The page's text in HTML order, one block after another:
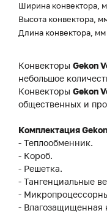
Ширина конвектора,
Высота конвектора,
Длина конвектора, мм
Конвекторы Gekon
небольшое
Конвекторы Gekon
общественных и
Комплектация
- Теплообменник.
- Короб.
- Решетка.
- Тангенциальные
-
- Влагозащищенная